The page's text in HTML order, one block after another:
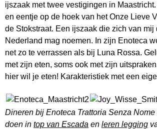
ijszaak met twee vestigingen in
en eentje op de hoek van het Onze Lieve
de Stokstraat. Een ijszaak die zich van mij
Nederland mag noemen. In zijn Enoteca
net zo te verrassen als bij Luna Rossa.
met zijn eten, soms ook met zijn
hier wil je eten! Karakteristiek met een
Dineren bij Enoteca Trattoria Senza
doen in top van Escada en leren legging